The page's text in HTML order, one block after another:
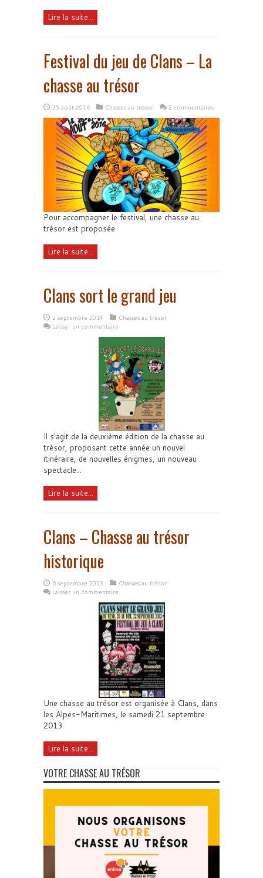
Lire la suite...
Festival du jeu de Clans – La
chasse au trésor
25 août 2016 Chasses au trésor 2 commentaires
Pour accompagner le festival, une chasse au
trésor est proposée
Lire la suite...
Clans sort le grand jeu
2 septembre 2014
Chasses au trésor
Laisser un commentaire
Il s'agit de la deuxième édition de la chasse au
trésor, proposant cette année un nouvel
itinéraire, de nouvelles énigmes, un nouveau
spectacle...
Lire la suite...
Clans – Chasse au trésor
historique
6 septembre 2013
Chasses au trésor
Laisser un commentaire
Une chasse au trésor est organisée à Clans, dans
les Alpes-Maritimes, le samedi 21 septembre
2013
Lire la suite...
VOTRE CHASSE AU TRÉSOR